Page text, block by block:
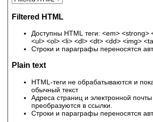
Filtered HTML
Доступны HTML теги: <em> <strong>
<ul> <ol> <li> <dl> <dt> <dd> <img>
Строки и параграфы переносятся
Plain text
HTML-теги не обрабатываются и
обычный текст
Адреса страниц и электронной почты
преобразуются в ссылки.
Строки и параграфы переносятся